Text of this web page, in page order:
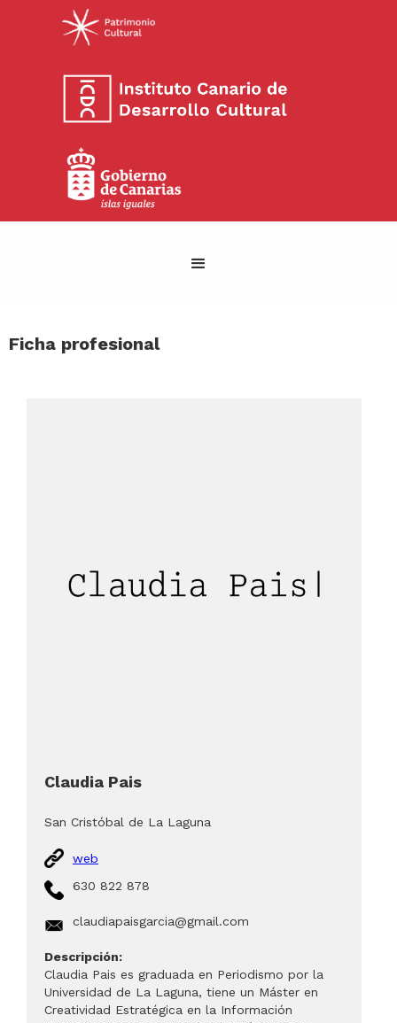
Ficha profesional
Claudia Pais
San Cristóbal de La Laguna
web
630 822 878
claudiapaisgarcia@gmail.com
Descripción:
Claudia Pais es graduada en Periodismo por la
Universidad de La Laguna, tiene un Máster en
Creatividad Estratégica en la Información